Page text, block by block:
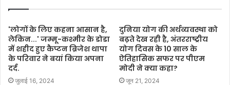
'लोगों के लिए कहना आसान है,
लेकिन...' जम्मू-कश्मीर के डोडा
में शहीद हुए कैप्टन ब्रिजेश थापा
के परिवार ने बयां किया अपना
दर्द.
जुलाई 16, 2024
दुनिया योग की अर्थव्यवस्था को
बढ़ते देख रही है, अंतरराष्ट्रीय
योग दिवस के 10 साल के
ऐतिहासिक सफर पर पीएम
मोदी ने क्या कहा?
जून 21, 2024